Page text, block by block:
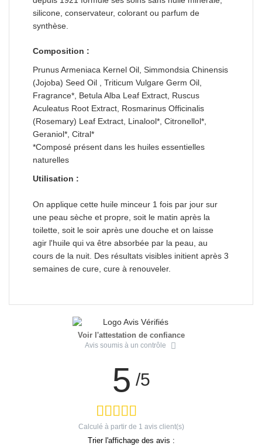
silicone, conservateur, colorant ou parfum de
synthèse.
Composition :
Prunus Armeniaca Kernel Oil, Simmondsia Chinensis
(Jojoba) Seed Oil , Triticum Vulgare Germ Oil,
Fragrance*, Betula Alba Leaf Extract, Ruscus
Aculeatus Root Extract, Rosmarinus Officinalis
(Rosemary) Leaf Extract, Linalool*, Citronellol*,
Geraniol*, Citral*
*Composé présent dans les huiles essentielles
naturelles
Utilisation :
On applique cette huile minceur 1 fois par jour sur
une peau sèche et propre, soit le matin après la
toilette, soit le soir après une douche et on laisse
agir l'huile qui va être absorbée par la peau, au
cours de la nuit. Des résultats visibles initient après 3
semaines de cure, cure à renouveler.
Voir l'attestation de confiance
Avis soumis à un contrôle
5 /5
Calculé à partir de 1 avis client(s)
Trier l'affichage des avis :